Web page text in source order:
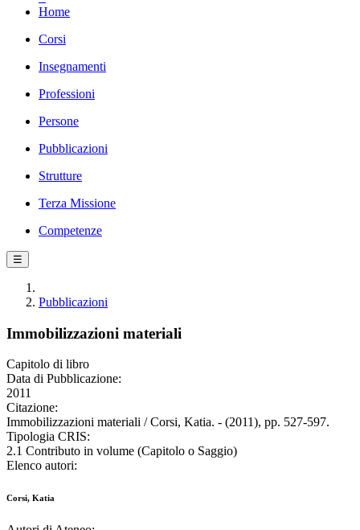
Home
Corsi
Insegnamenti
Professioni
Persone
Pubblicazioni
Strutture
Terza Missione
Competenze
☰
Pubblicazioni
Immobilizzazioni materiali
Capitolo di libro
Data di Pubblicazione:
2011
Citazione:
Immobilizzazioni materiali / Corsi, Katia. - (2011), pp. 527-597.
Tipologia CRIS:
2.1 Contributo in volume (Capitolo o Saggio)
Elenco autori:
Corsi, Katia